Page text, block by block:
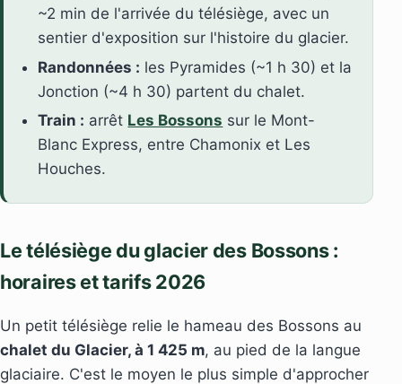
~2 min de l'arrivée du télésiège, avec un
sentier d'exposition sur l'histoire du glacier.
Randonnées : les Pyramides (~1 h 30) et la
Jonction (~4 h 30) partent du chalet.
Train : arrêt Les Bossons sur le Mont-
Blanc Express, entre Chamonix et Les
Houches.
Le télésiège du glacier des Bossons :
horaires et tarifs 2026
Un petit télésiège relie le hameau des Bossons au
chalet du Glacier, à 1 425 m, au pied de la langue
glaciaire. C'est le moyen le plus simple d'approcher